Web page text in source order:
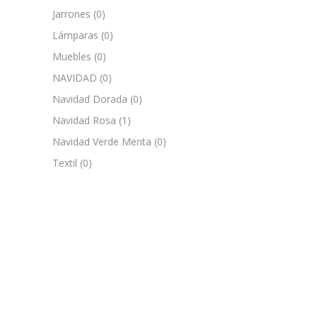
Jarrones (0)
Lámparas (0)
Muebles (0)
NAVIDAD (0)
Navidad Dorada (0)
Navidad Rosa (1)
Navidad Verde Menta (0)
Textil (0)